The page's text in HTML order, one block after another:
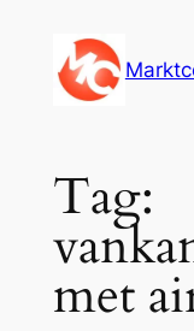
Tag:
met